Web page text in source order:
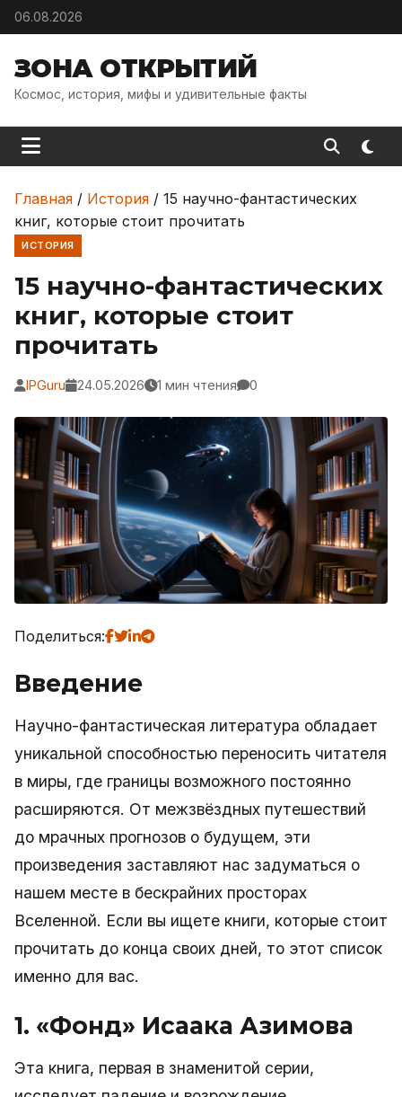
Skip to content
06.08.2026
ЗОНА ОТКРЫТИЙ
Космос, история, мифы и удивительные факты
Главная / История / 15 научно-фантастических
книг, которые стоит прочитать
ИСТОРИЯ
15 научно-фантастических
книг, которые стоит
прочитать
IPGuru 24.05.2026 1 мин чтения 0
Поделиться:
Введение
Научно-фантастическая литература обладает
уникальной способностью переносить читателя
в миры, где границы возможного постоянно
расширяются. От межзвёздных путешествий
до мрачных прогнозов о будущем, эти
произведения заставляют нас задуматься о
нашем месте в бескрайних просторах
Вселенной. Если вы ищете книги, которые стоит
прочитать до конца своих дней, то этот список
именно для вас.
1. «Фонд» Исаака Азимова
Эта книга, первая в знаменитой серии,